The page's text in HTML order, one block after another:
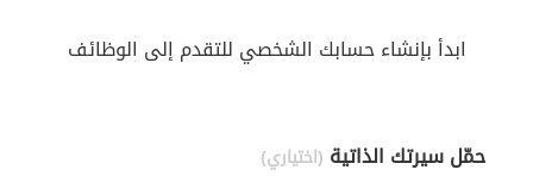
ابدأ بإنشاء حسابك الشخصي للتقدم إلى الوظائف
حمّل سيرتك الذاتية (اختياري)